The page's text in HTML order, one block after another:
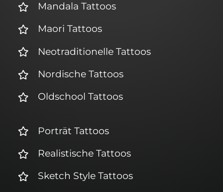
Mandala Tattoos
Maori Tattoos
Neotraditionelle Tattoos
Nordische Tattoos
Oldschool Tattoos
Porträt Tattoos
Realistische Tattoos
Sketch Style Tattoos